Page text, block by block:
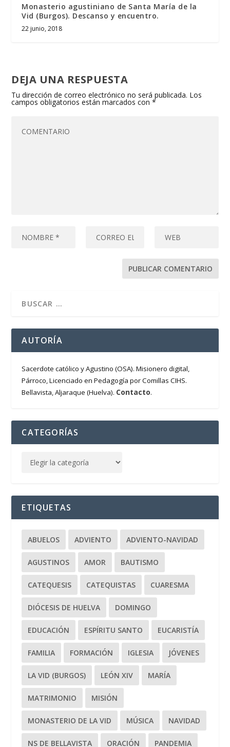
Monasterio agustiniano de Santa María de la
Vid (Burgos). Descanso y encuentro.
22 junio, 2018
DEJA UNA RESPUESTA
Tu dirección de correo electrónico no será publicada. Los
campos obligatorios están marcados con*
AUTORÍA
Sacerdote católico y Agustino (OSA). Misionero digital,
Párroco, Licenciado en Pedagogía por Comillas CIHS.
Bellavista, Aljaraque (Huelva). Contacto.
CATEGORÍAS
ETIQUETAS
ABUELOS ADVIENTO ADVIENTO-NAVIDAD
AGUSTINOS AMOR BAUTISMO
CATEQUESIS CATEQUISTAS CUARESMA
DIÓCESIS DE HUELVA DOMINGO
EDUCACIÓN ESPÍRITU SANTO EUCARISTÍA
FAMILIA FORMACIÓN IGLESIA JÓVENES
LA VID (BURGOS) LEÓN XIV MARÍA
MATRIMONIO MISIÓN
MONASTERIO DE LA VID MÚSICA NAVIDAD
NS DE BELLAVISTA ORACIÓN PANDEMIA